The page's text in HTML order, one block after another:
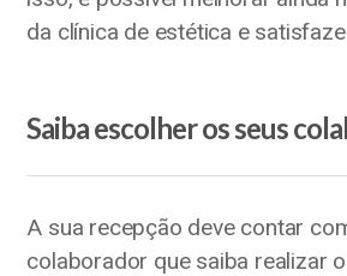
da clínica de estética e
Saiba escolher os seus
A sua recepção deve contar
colaborador que saiba realizar